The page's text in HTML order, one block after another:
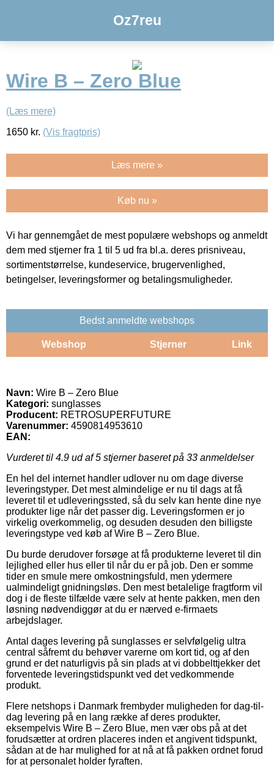
Oz7reu
Wire B – Zero Blue
(Læs mere)
1650 kr. (Vis fragtpris)
Læs mere »
Køb nu »
Vi har gennemgået de mest populære webshops og anmeldt
dem med stjerner fra 1 til 5 ud fra bl.a. deres prisniveau,
sortimentstørrelse, kundeservice, brugervenlighed,
betingelser, leveringsformer og betalingsmuligheder.
Bedst anmeldte webshops
Webshop Stjerner Link
Navn: Wire B – Zero Blue
Kategori: sunglasses
Producent: RETROSUPERFUTURE
Varenummer: 4590814953610
EAN:
Vurderet til 4.9 ud af 5 stjerner baseret på 33 anmeldelser
En hel del internet handler udlover nu om dage diverse
leveringstyper. Det mest almindelige er nu til dags at få
leveret til et udleveringssted, så du selv kan hente dine nye
produkter lige når det passer dig. Leveringsformen er jo
virkelig overkommelig, og desuden desuden den billigste
leveringstype ved køb af Wire B – Zero Blue.
Du burde derudover forsøge at få produkterne leveret til din
lejlighed eller hus eller til når du er på job. Den er somme
tider en smule mere omkostningsfuld, men ydermere
ualmindeligt gnidningsløs. Den mest betalelige fragtform vil
dog i de fleste tilfælde være selv at hente pakken, men den
løsning nødvendiggør at du er nærved e-firmaets
arbejdslager.
Antal dages levering på sunglasses er selvfølgelig ultra
central såfremt du behøver varerne om kort tid, og af den
grund er det naturligvis på sin plads at vi dobbelttjekker det
forventede leveringstidspunkt ved det vedkommende
produkt.
Flere netshops i Danmark frembyder muligheden for dag-til-
dag levering på en lang række af deres produkter,
eksempelvis Wire B – Zero Blue, men vær obs på at det
forudsætter at ordren placeres inden et angivent tidspunkt,
sådan at de har mulighed for at nå at få pakken ordnet forud
for at personalet holder fyraften.